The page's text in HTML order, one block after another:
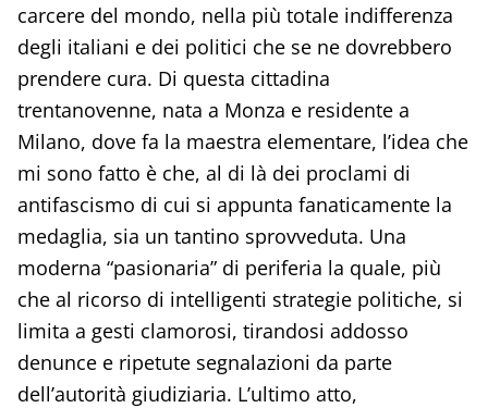
carcere del mondo, nella più totale indifferenza
degli italiani e dei politici che se ne dovrebbero
prendere cura. Di questa cittadina
trentanovenne, nata a Monza e residente a
Milano, dove fa la maestra elementare, l’idea che
mi sono fatto è che, al di là dei proclami di
antifascismo di cui si appunta fanaticamente la
medaglia, sia un tantino sprovveduta. Una
moderna “pasionaria” di periferia la quale, più
che al ricorso di intelligenti strategie politiche, si
limita a gesti clamorosi, tirandosi addosso
denunce e ripetute segnalazioni da parte
dell’autorità giudiziaria. L’ultimo atto,